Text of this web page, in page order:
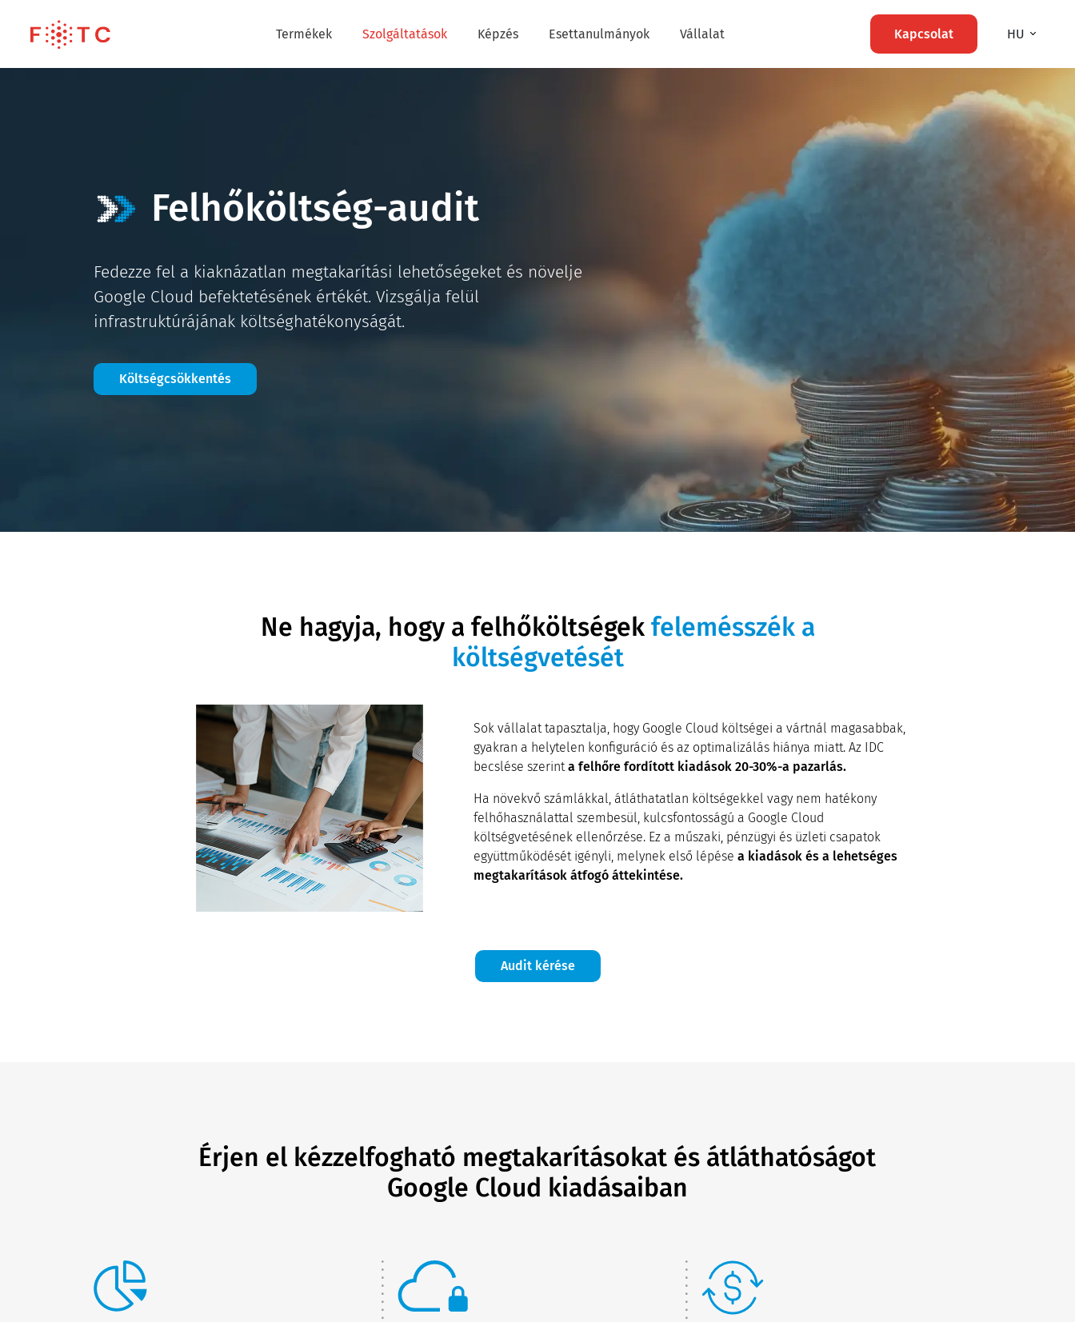
Termékek Szolgáltatások Képzés Esettanulmányok Vállalat Kapcsolat HU
Felhőköltség-audit
Fedezze fel a kiaknázatlan megtakarítási lehetőségeket és növelje
Google Cloud befektetésének értékét. Vizsgálja felül
infrastruktúrájának költséghatékonyságát.
Költségcsökkentés
Ne hagyja, hogy a felhőköltségek felemésszék a
költségvetését
Sok vállalat tapasztalja, hogy Google Cloud költségei a vártnál magasabbak,
gyakran a helytelen konfiguráció és az optimalizálás hiánya miatt. Az IDC
becslése szerint a felhőre fordított kiadások 20-30%-a pazarlás.
Ha növekvő számlákkal, átláthatatlan költségekkel vagy nem hatékony
felhőhasználattal szembesül, kulcsfontosságú a Google Cloud
költségvetésének ellenőrzése. Ez a műszaki, pénzügyi és üzleti csapatok
együttműködését igényli, melynek első lépése a kiadások és a lehetséges
megtakarítások átfogó áttekintése.
Audit kérése
Érjen el kézzelfogható megtakarításokat és átláthatóságot
Google Cloud kiadásaiban